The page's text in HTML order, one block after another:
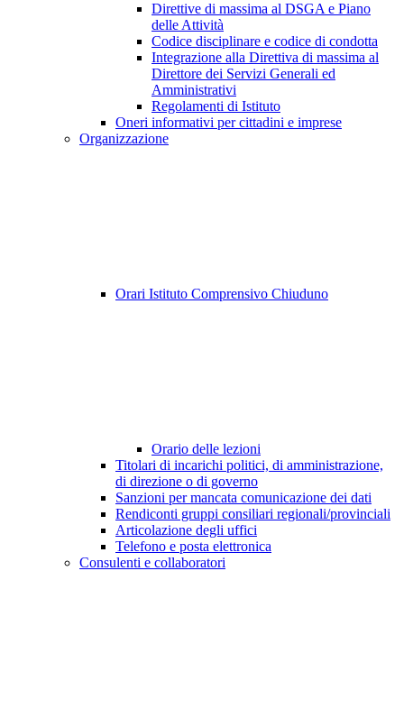
Direttive di massima al DSGA e Piano
delle Attività
Codice disciplinare e codice di condotta
Integrazione alla Direttiva di massima al
Direttore dei Servizi Generali ed
Amministrativi
Regolamenti di Istituto
Oneri informativi per cittadini e imprese
Organizzazione
Orari Istituto Comprensivo Chiuduno
Orario delle lezioni
Titolari di incarichi politici, di amministrazione,
di direzione o di governo
Sanzioni per mancata comunicazione dei dati
Rendiconti gruppi consiliari regionali/provinciali
Articolazione degli uffici
Telefono e posta elettronica
Consulenti e collaboratori